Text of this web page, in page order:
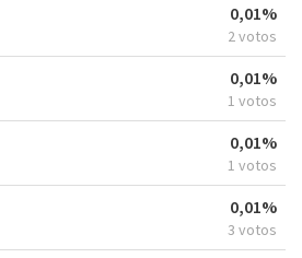
0,01%
2 votos
0,01%
1 votos
0,01%
1 votos
0,01%
3 votos